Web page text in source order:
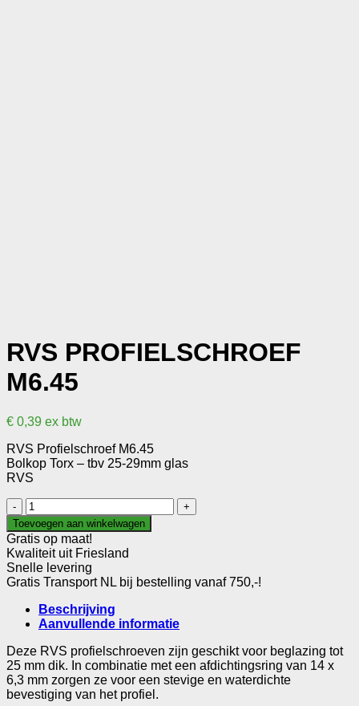
RVS PROFIELSCHROEF
M6.45
€ 0,39 ex btw
RVS Profielschroef M6.45
Bolkop Torx – tbv 25-29mm glas
RVS
RVS
Profielschroef
M6.45
aantal
Toevoegen aan winkelwagen
Gratis op maat!
Kwaliteit uit Friesland
Snelle levering
Gratis Transport NL bij bestelling vanaf 750,-!
Beschrijving
Aanvullende informatie
Deze RVS profielschroeven zijn geschikt voor beglazing tot
25 mm dik. In combinatie met een afdichtingsring van 14 x
6,3 mm zorgen ze voor een stevige en waterdichte
bevestiging van het profiel.